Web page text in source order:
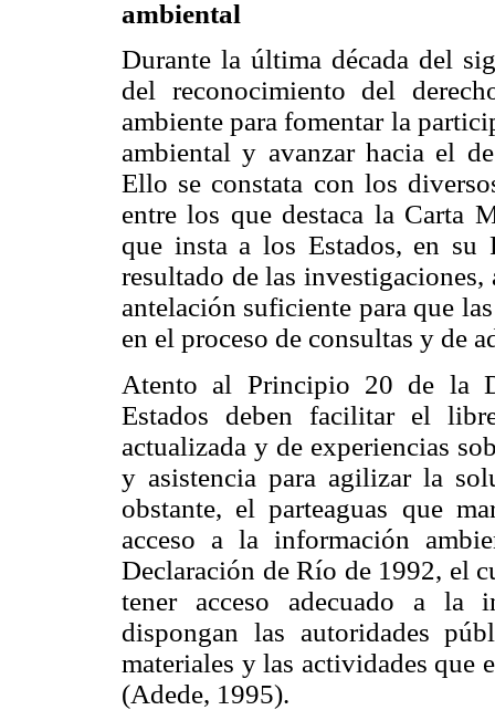
ambiental
Durante la última década del
del reconocimiento del
ambiente para fomentar la
ambiental y avanzar hacia el
Ello se constata con los
entre los que destaca la Carta
que insta a los Estados, en
resultado de las
antelación suficiente para que
en el proceso de consultas y de
Atento al Principio 20 de la
Estados deben facilitar el
actualizada y de experiencias
y asistencia para agilizar la
obstante, el parteaguas que
acceso a la información
Declaración de Río de 1992, el
tener acceso adecuado a la
dispongan las autoridades
materiales y las actividades que
(Adede, 1995).